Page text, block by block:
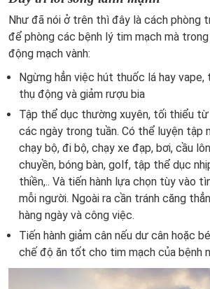
Như đã nói ở trên thì đây là cách phòng
để phòng các bệnh lý tim mạch mà
động mạch vành:
Ngừng hẳn việc hút thuốc lá hay
thụ động và giảm rượu bia
Tập thể dục thường xuyên, tối thiểu
các ngày trong tuần. Có thể luyện tập
chạy bộ, đi bộ, chạy xe đạp, bơi, cầu
chuyền, bóng bàn, golf, tập thể dục
thiền,.. Và tiến hành lựa chọn tùy vào
mỗi người. Ngoài ra cần tránh căng
hàng ngày và công việc.
Tiến hành giảm cân nếu dư cân hoặc
chế độ ăn tốt cho tim mạch của bệnh